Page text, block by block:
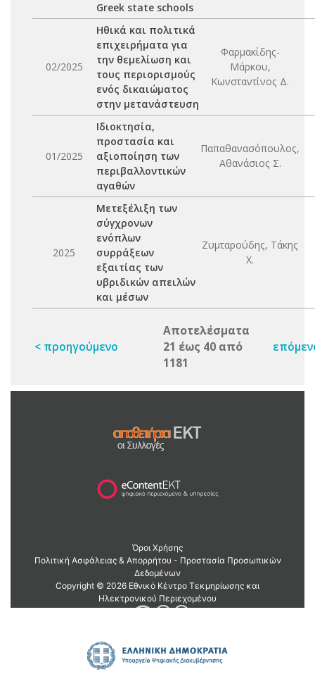
Greek state schools
02/2025
Ηθικά και πολιτικά
επιχειρήματα για
την θεμελίωση και
τους περιορισμούς
ενός δικαιώματος
στην μετανάστευση
Φαρμακίδης-
Μάρκου,
Κωνσταντίνος Δ.
01/2025
Ιδιοκτησία,
προστασία και
αξιοποίηση των
περιβαλλοντικών
αγαθών
Παπαθανασόπουλος,
Αθανάσιος Σ.
2025
Μετεξέλιξη των
σύγχρονων
ενόπλων
συρράξεων
εξαιτίας των
υβριδικών απειλών
και μέσων
Ζυμταρούδης, Τάκης
Χ.
< προηγούμενο
Αποτελέσματα
21 έως 40 από
1181